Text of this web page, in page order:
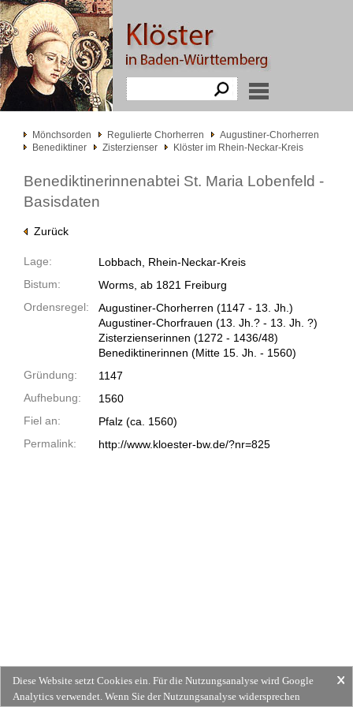
Mönchsorden Regulierte Chorherren
Augustiner-Chorherren
Benediktiner
Zisterzienser Klöster im Rhein-Neckar-Kreis
Benediktinerinnenabtei St. Maria Lobenfeld -
Basisdaten
Zurück
Lage:
Lobbach, Rhein-Neckar-Kreis
Bistum:
Worms, ab 1821 Freiburg
Ordensregel:
Augustiner-Chorherren (1147 - 13. Jh.)
Augustiner-Chorfrauen (13. Jh.? - 13. Jh. ?)
Zisterzienserinnen (1272 - 1436/48)
Benediktinerinnen (Mitte 15. Jh. - 1560)
Gründung:
1147
Aufhebung:
1560
Fiel an:
Pfalz (ca. 1560)
Permalink:
http://www.kloester-bw.de/?nr=825
Diese Website setzt Cookies ein. Für die Nutzungsanalyse wird Google
Analytics verwendet. Wenn Sie der Nutzungsanalyse widersprechen